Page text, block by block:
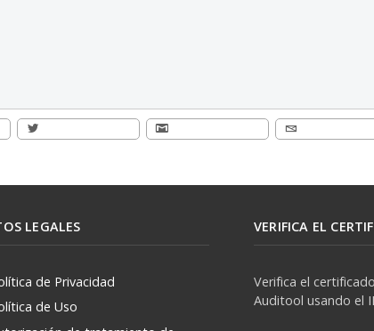
LEGALES
de Privacidad
de Uso
VERIFICA EL
Verifica el
Auditool usando el